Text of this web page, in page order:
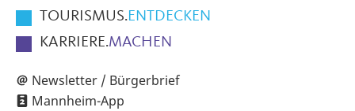
TOURISMUS.ENTDECKEN
KARRIERE.MACHEN
Newsletter / Bürgerbrief
Mannheim-App